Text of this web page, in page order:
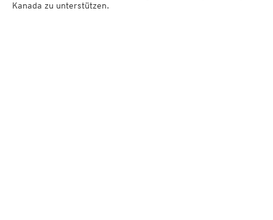
Kanada zu unterstützen.